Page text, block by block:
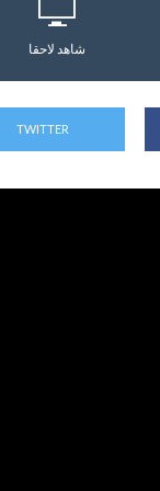
شاهد لاحقا
TWITTER